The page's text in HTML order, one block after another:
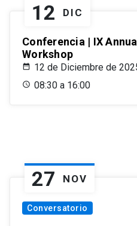
12 DIC
Conferencia | IX
Workshop
12 de Diciembre de
08:30 a 16:00
27 NOV
Conversatorio